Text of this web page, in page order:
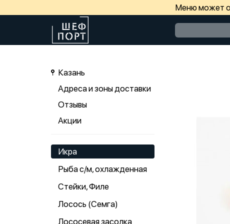
Меню может
Казань
Адреса и зоны доставки
Отзывы
Акции
Икра
Рыба с/м, охлажденная
Стейки, Филе
Лосось (Семга)
Лососевая засолка